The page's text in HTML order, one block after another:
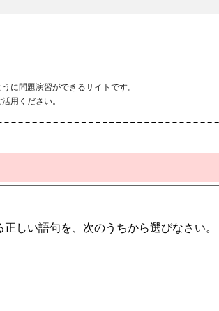
に問題演習ができるサイトです。
用ください。
しい語句を、次のうちから選びなさい。